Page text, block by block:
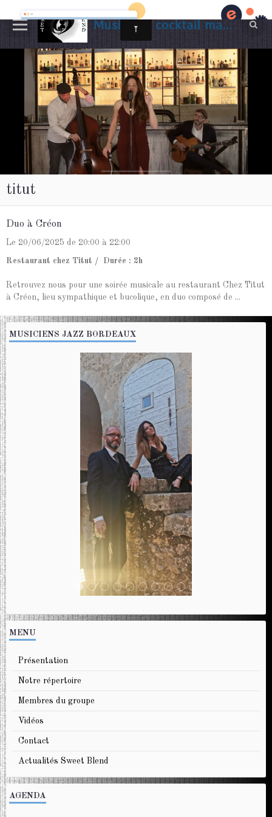
Musiciens cocktail mariage Gironde
titut
Duo à Créon
Le 20/06/2025 de 20:00 à 22:00
Restaurant chez Titut Durée : 2h
Retrouvez nous pour une soirée musicale au restaurant Chez Titut
à Créon, lieu sympathique et bucolique, en duo composé de ...
MUSICIENS JAZZ BORDEAUX
MENU
Présentation
Notre répertoire
Membres du groupe
Vidéos
Contact
Actualités Sweet Blend
AGENDA